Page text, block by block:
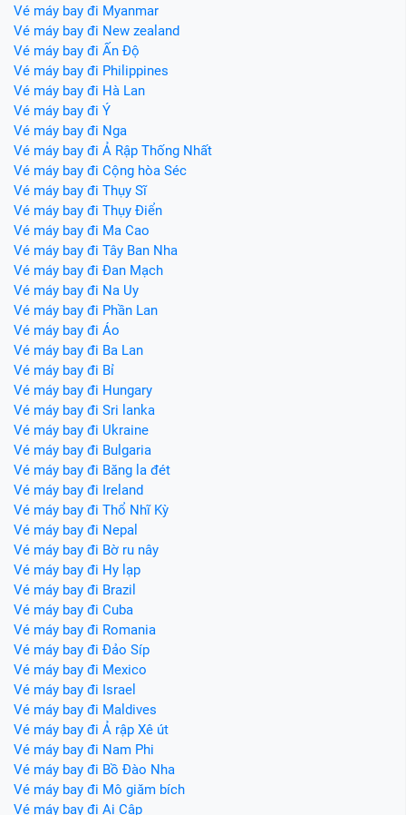
Vé máy bay đi Myanmar
Vé máy bay đi New zealand
Vé máy bay đi Ấn Độ
Vé máy bay đi Philippines
Vé máy bay đi Hà Lan
Vé máy bay đi Ý
Vé máy bay đi Nga
Vé máy bay đi Ả Rập Thống Nhất
Vé máy bay đi Cộng hòa Séc
Vé máy bay đi Thụy Sĩ
Vé máy bay đi Thụy Điển
Vé máy bay đi Ma Cao
Vé máy bay đi Tây Ban Nha
Vé máy bay đi Đan Mạch
Vé máy bay đi Na Uy
Vé máy bay đi Phần Lan
Vé máy bay đi Áo
Vé máy bay đi Ba Lan
Vé máy bay đi Bỉ
Vé máy bay đi Hungary
Vé máy bay đi Sri lanka
Vé máy bay đi Ukraine
Vé máy bay đi Bulgaria
Vé máy bay đi Băng la đét
Vé máy bay đi Ireland
Vé máy bay đi Thổ Nhĩ Kỳ
Vé máy bay đi Nepal
Vé máy bay đi Bờ ru nây
Vé máy bay đi Hy lạp
Vé máy bay đi Brazil
Vé máy bay đi Cuba
Vé máy bay đi Romania
Vé máy bay đi Đảo Síp
Vé máy bay đi Mexico
Vé máy bay đi Israel
Vé máy bay đi Maldives
Vé máy bay đi Ả rập Xê út
Vé máy bay đi Nam Phi
Vé máy bay đi Bồ Đào Nha
Vé máy bay đi Mô giăm bích
Vé máy bay đi Ai Cập